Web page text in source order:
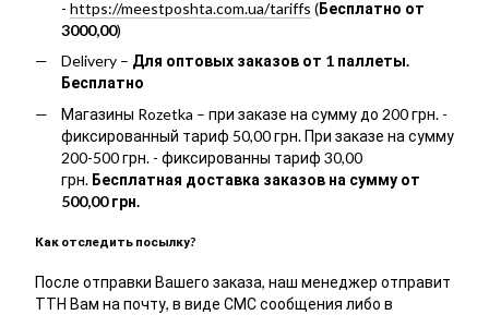
- https://meestposhta.com.ua/tariffs (Бесплатно от
3000,00)
Delivery – Для оптовых заказов от 1 паллеты.
Бесплатно
Магазины Rozetka – при заказе на сумму до 200 грн. -
фиксированный тариф 50,00 грн. При заказе на сумму
200-500 грн. - фиксированны тариф 30,00
грн. Бесплатная доставка заказов на сумму от
500,00 грн.
Как отследить посылку?
После отправки Вашего заказа, наш менеджер отправит
ТТН Вам на почту, в виде СМС сообщения либо в